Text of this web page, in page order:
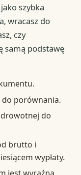
szybka
wracasz do
czy
samą podstawę
porównania.
do
brutto i
wypłaty.